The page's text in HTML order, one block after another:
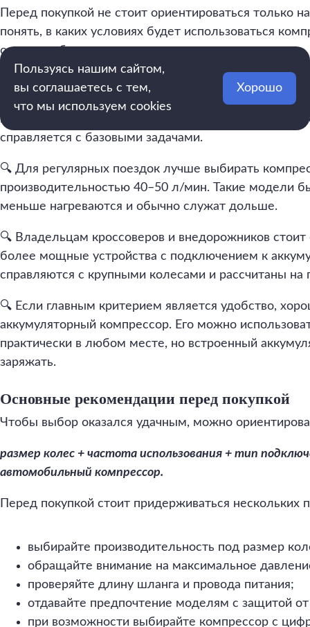
Перед покупкой не стоит ориентироваться только
понять, в каких условиях будет использоваться
он понадобится.
🔍 Если автомобиль используется в основном для
требуется редко, достаточно простой модели с
прикуриватель. Она не занимает много места,
справляется с базовыми задачами.
🔍 Для регулярных поездок лучше выбирать
производительностью 40–50 л/мин. Такие модели
меньше нагреваются и обычно служат дольше.
🔍 Владельцам кроссоверов и внедорожников стоит
более мощные устройства с подключением к
справляются с крупными колесами и рассчитаны
🔍 Если главным критерием является удобство,
аккумуляторный компрессор. Его можно
практически в любом месте, но встроенный
заряжать.
Основные рекомендации перед покупкой
Чтобы выбор оказался удачным, можно
размер колес + частота использования + тип
автомобильный компрессор.
Перед покупкой стоит придерживаться нескольких
выбирайте производительность под размер
обращайте внимание на максимальное
проверяйте длину шланга и провода питания;
отдавайте предпочтение моделям с защитой от
при возможности выбирайте компрессор с
Пользуясь нашим сайтом,
вы соглашаетесь с тем,
что мы используем cookies
Хорошо